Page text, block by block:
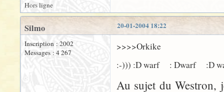
Hors ligne
20-01-2004 18:22
Silmo
Inscription : 2002
Messages : 4 267
>>>>Orkike
:-))) :D warf : Dwarf :D
Au sujet du Westron,